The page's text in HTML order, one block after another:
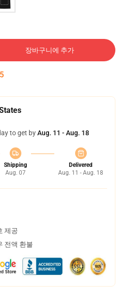
장바구니에 추가
to get byAug. 11 - Aug. 18
Shipping
Aug. 07
Delivered
Aug. 11 - Aug. 18
제공
전액 환불